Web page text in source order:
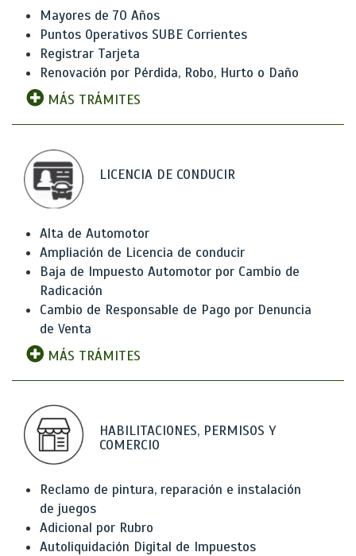
Mayores de 70 Años
Puntos Operativos SUBE Corrientes
Registrar Tarjeta
Renovación por Pérdida, Robo, Hurto o Daño
MÁS TRÁMITES
LICENCIA DE CONDUCIR
Alta de Automotor
Ampliación de Licencia de conducir
Baja de Impuesto Automotor por Cambio de
Radicación
Cambio de Responsable de Pago por Denuncia
de Venta
MÁS TRÁMITES
HABILITACIONES, PERMISOS Y
COMERCIO
Reclamo de pintura, reparación e instalación
de juegos
Adicional por Rubro
Autoliquidación Digital de Impuestos